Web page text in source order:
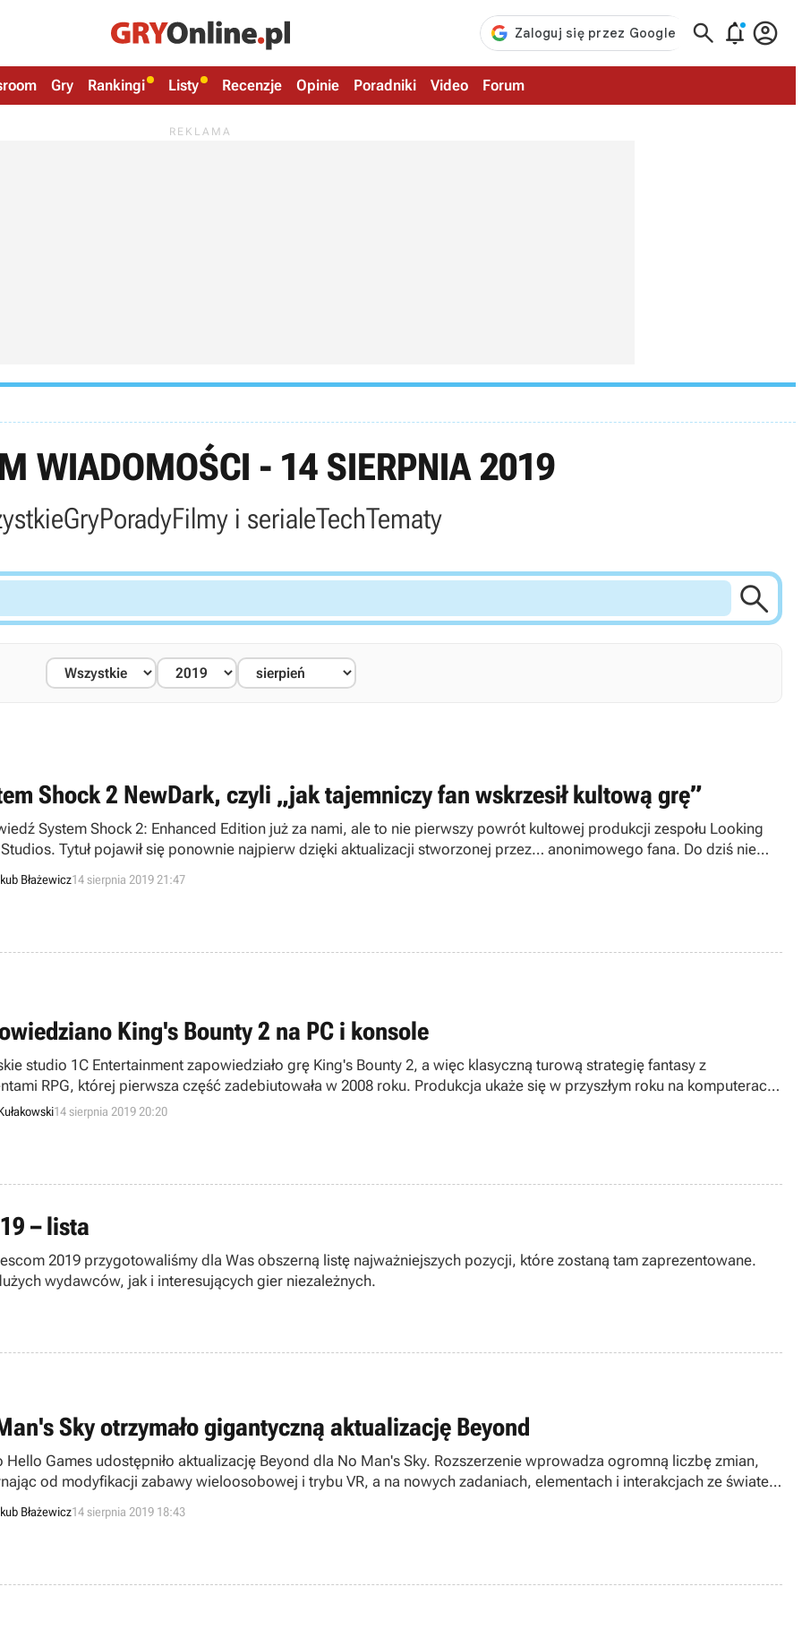
  
Gry Rankingi Listy Recenzje Opinie Poradniki Video Forum
WIADOMOŚCI - 14 SIERPNIA 2019
GryPoradyFilmy i serialeTechTematy

Shock 2 NewDark, czyli „jak tajemniczy fan wskrzesił kultową grę”
System Shock 2: Enhanced Edition już za nami, ale to nie pierwszy powrót kultowej produkcji zespołu Looking
Tytuł pojawił się ponownie najpierw dzięki aktualizacji stworzonej przez… anonimowego fana. Do dziś nie
jego tożsamości.
Błażewicz14 sierpnia 2019 21:47
King's Bounty 2 na PC i konsole
studio 1C Entertainment zapowiedziało grę King's Bounty 2, a więc klasyczną turową strategię fantasy z
RPG, której pierwsza część zadebiutowała w 2008 roku. Produkcja ukaże się w przyszłym roku na komputerach
PC oraz konsolach PlayStation 4 i Xbox One.
14 sierpnia 2019 20:20
– lista
wydawców, jak i interesujących gier niezależnych.
Sky otrzymało gigantyczną aktualizację Beyond
Hello Games udostępniło aktualizację Beyond dla No Man's Sky. Rozszerzenie wprowadza ogromną liczbę zmian,
od modyfikacji zabawy wieloosobowej i trybu VR, a na nowych zadaniach, elementach i interakcjach ze światem
Błażewicz14 sierpnia 2019 18:43